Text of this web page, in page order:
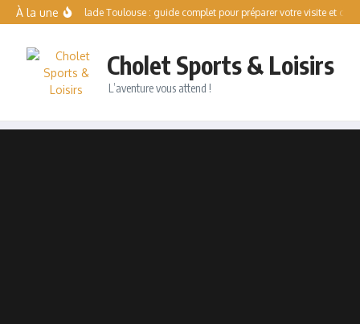
Aller au contenu
À la uneSolo Escalade Toulouse : guide complet pour préparer votre visite et
Cholet Sports & Loisirs
L’aventure vous attend !